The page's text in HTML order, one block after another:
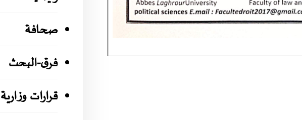
صحافة
فرق-البحث
قرارات وزارية